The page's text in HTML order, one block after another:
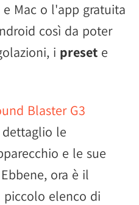
Mac o l'app gratuita
così da poter
i preset e
Blaster G3
le
e le sue
ora è il
elenco di